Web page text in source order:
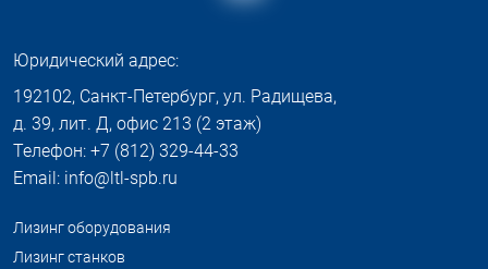
Юридический адрес:
192102, Санкт-Петербург, ул. Радищева,
д. 39, лит. Д, офис 213 (2 этаж)
Телефон: +7 (812) 329-44-33
Email: info@ltl-spb.ru
Лизинг оборудования
Лизинг станков